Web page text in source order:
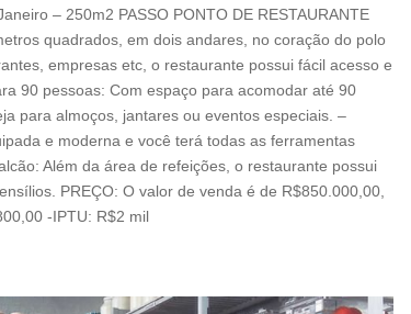
– 250m2 PASSO PONTO DE RESTAURANTE
quadrados, em dois andares, no coração do polo
empresas etc, o restaurante possui fácil acesso e
90 pessoas: Com espaço para acomodar até 90
para almoços, jantares ou eventos especiais. –
e moderna e você terá todas as ferramentas
Além da área de refeições, o restaurante possui
PREÇO: O valor de venda é de R$850.000,00,
-IPTU: R$2 mil